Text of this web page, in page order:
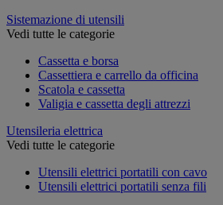
Sistemazione di utensili
Vedi tutte le categorie
Cassetta e borsa
Cassettiera e carrello da officina
Scatola e cassetta
Valigia e cassetta degli attrezzi
Utensileria elettrica
Vedi tutte le categorie
Utensili elettrici portatili con cavo
Utensili elettrici portatili senza fili